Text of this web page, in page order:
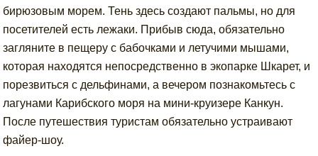
бирюзовым морем. Тень здесь создают пальмы, но для
посетителей есть лежаки. Прибыв сюда, обязательно
загляните в пещеру с бабочками и летучими мышами,
которая находятся непосредственно в экопарке Шкарет, и
порезвиться с дельфинами, а вечером познакомьтесь с
лагунами Карибского моря на мини-круизере Канкун.
После путешествия туристам обязательно устраивают
файер-шоу.